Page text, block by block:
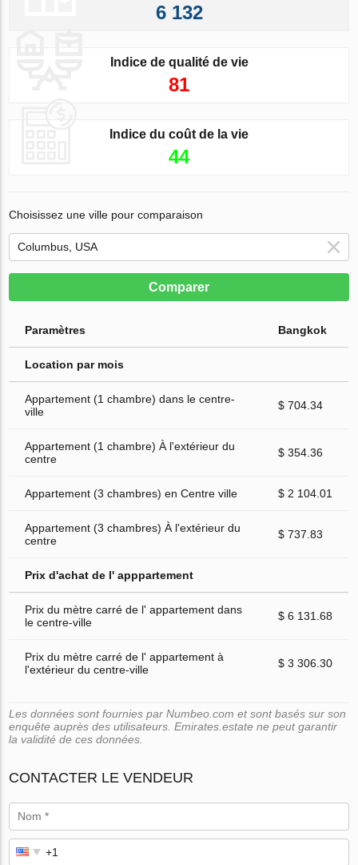
6 132
Indice de qualité de vie
81
Indice du coût de la vie
44
Choisissez une ville pour comparaison
Comparer
Paramètres Bangkok
Location par mois
Appartement (1 chambre) dans le centre-
ville
$ 704.34
Appartement (1 chambre) À l'extérieur du
centre
$ 354.36
Appartement (3 chambres) en Centre ville $ 2 104.01
Appartement (3 chambres) À l'extérieur du
centre
$ 737.83
Prix d'achat de l' apppartement
Prix du mètre carré de l' appartement dans
le centre-ville
$ 6 131.68
Prix du mètre carré de l' appartement à
l'extérieur du centre-ville
$ 3 306.30
Les données sont fournies par Numbeo.com et sont basés sur son
enquête auprès des utilisateurs. Emirates.estate ne peut garantir
la validité de ces données.
CONTACTER LE VENDEUR